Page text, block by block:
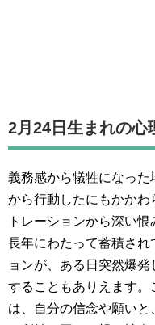
2月24日生まれの心
義務感から犠牲になっ
から行動したにもかかわ
トレーションから深い恨
長年にわたって蓄積さ
ョンが、ある日突然爆
することもありえます。
は、自分の信念や願い